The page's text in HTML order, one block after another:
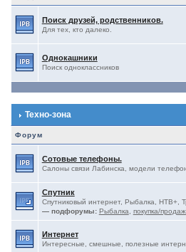
Поиск друзей, родственников.
Для тех, кто далеко.
Однокашники
Поиск одноклассников
Техно-зона
Форум
Сотовые телефоны.
Салоны связи Лабинска, модели
Спутник
Спутниковый интернет, Рыбалка, НТВ+,
— подфорумы: Рыбалка покупка/
Интернет
Интересные, смешные, полезные